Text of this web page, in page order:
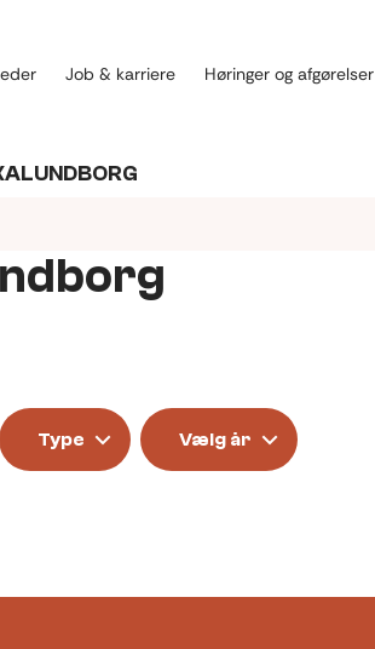
Job & karriere Høringer og afgørelser
Søg
Type Vælg år